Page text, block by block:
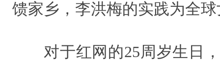
馈家乡，李洪梅的实践为全
对于红网的25周岁生日